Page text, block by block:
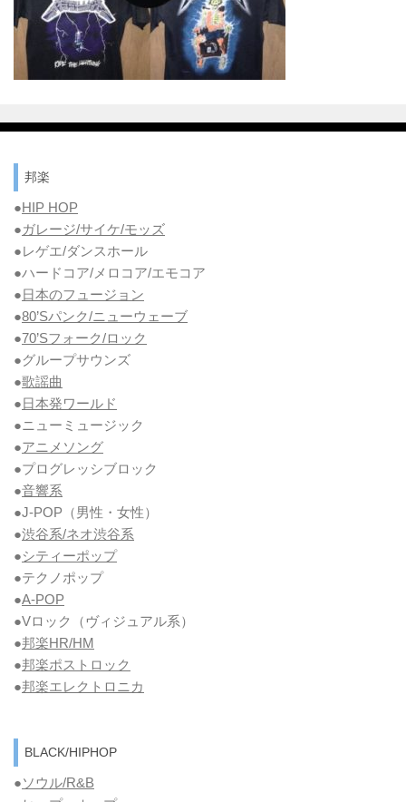
邦楽
●HIP HOP
●ガレージ/サイケ/モッズ
●レゲエ/ダンスホール
●ハードコア/メロコア/エモコア
●日本のフュージョン
●80’Sパンク/ニューウェーブ
●70’Sフォーク/ロック
●グループサウンズ
●歌謡曲
●日本発ワールド
●ニューミュージック
●アニメソング
●プログレッシブロック
●音響系
●J-POP（男性・女性）
●渋谷系/ネオ渋谷系
●シティーポップ
●テクノポップ
●A-POP
●Vロック
（ヴィジュアル系）
●邦楽HR/HM
●邦楽ポストロック
●邦楽エレクトロニカ
BLACK/HIPHOP
●ソウル/R&B